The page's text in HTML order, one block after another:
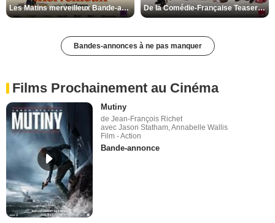
Les Matins merveilleux Bande-annonce VF De la Comédie-Française Teaser VF
Bandes-annonces à ne pas manquer
Films Prochainement au Cinéma
Mutiny
de Jean-François Richet
avec Jason Statham, Annabelle Wallis
Film - Action
Bande-annonce